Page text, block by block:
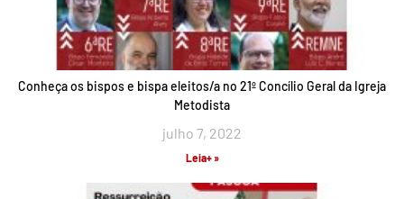
Conheça os bispos e bispa eleitos/a no 21º Concílio Geral da Igreja
Metodista
julho 7, 2022
Leia+ »